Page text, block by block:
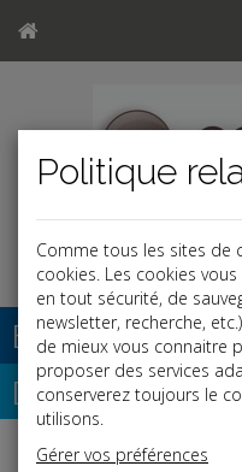
Base documentaire
Dépêches
j
Comme tous les sites de
cookies. Les cookies
en tout sécurité, de
newsletter, recherche,
de mieux vous connaitre
proposer des services
conserverez toujours le
utilisons.
Gérer vos préférences